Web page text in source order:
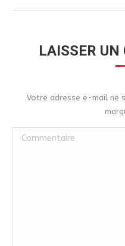
LAISSER
Votre adresse e-mail ne
Commentaire